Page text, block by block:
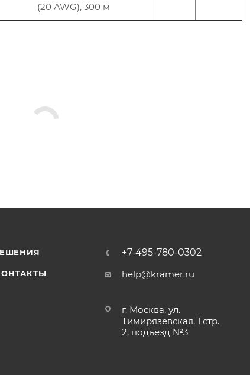
(20 AWG), 300 м
+7-495-780-0302
help@kramer.ru
г. Москва, ул.
Тимирязевская, 1 стр.
2, подъезд №3